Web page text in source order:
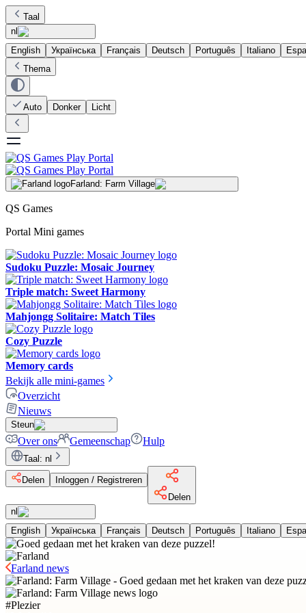
Taal
nl
English
Українська Français Deutsch Português Italiano
Thema
Auto Donker Licht
Farland: Farm Village
QS Games
Portal Mini games
Sudoku Puzzle: Mosaic Journey
Triple match: Sweet Harmony
Mahjongg Solitaire: Match Tiles
Cozy Puzzle
Memory cards
Bekijk alle mini-games
Overzicht
Nieuws
Steun
Over ons Gemeenschap Hulp
Taal : nl
Delen
Inloggen / Registreren
Delen
nl
English
Українська Français Deutsch Português Italiano
Farland news
#Plezier